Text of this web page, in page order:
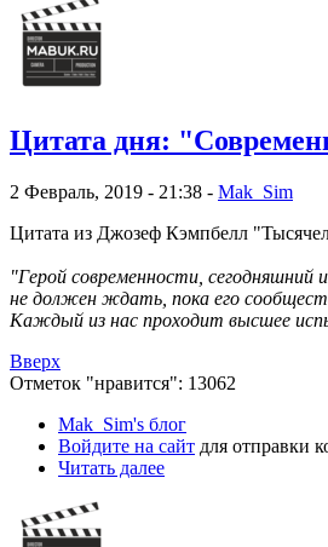
Цитата дня:
2 Февраль, 2019 - 21:38 - Mak_Sim
Цитата из Джозеф Кэмпбелл
"Герой современности,
не должен ждать, пока его
Каждый из нас проходит высшее
Вверх
Отметок "нравится": 13062
Mak_Sim's блог
Войдите на сайт для отправки
Читать далее